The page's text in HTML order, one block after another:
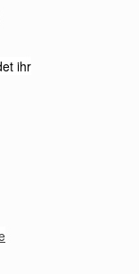
ihr